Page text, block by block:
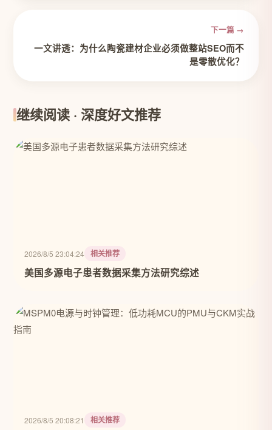
下一篇 →
一文讲透：为什么陶瓷建材企业必须做整站SEO而不
是零散优化？
继续阅读 · 深度好文推荐
2026/8/5 23:04:24 相关推荐
美国多源电子患者数据采集方法研究综述
2026/8/5 20:08:21 相关推荐